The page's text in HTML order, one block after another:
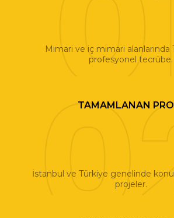
Mimari ve iç mimari alanlarında
profesyonel tecrübe.
TAMAMLANAN
İstanbul ve Türkiye genelinde
projeler.